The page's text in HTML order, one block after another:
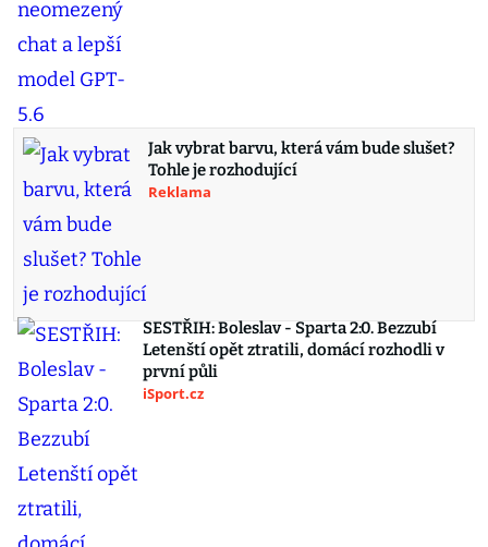
Jak vybrat barvu, která vám bude slušet?
Tohle je rozhodující
Reklama
SESTŘIH: Boleslav - Sparta 2:0. Bezzubí
Letenští opět ztratili, domácí rozhodli v
první půli
iSport.cz